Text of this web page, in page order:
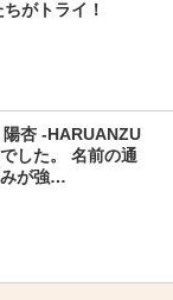
がトライ！
陽杏 -HARUANZU
した。 名前の通
みが強…